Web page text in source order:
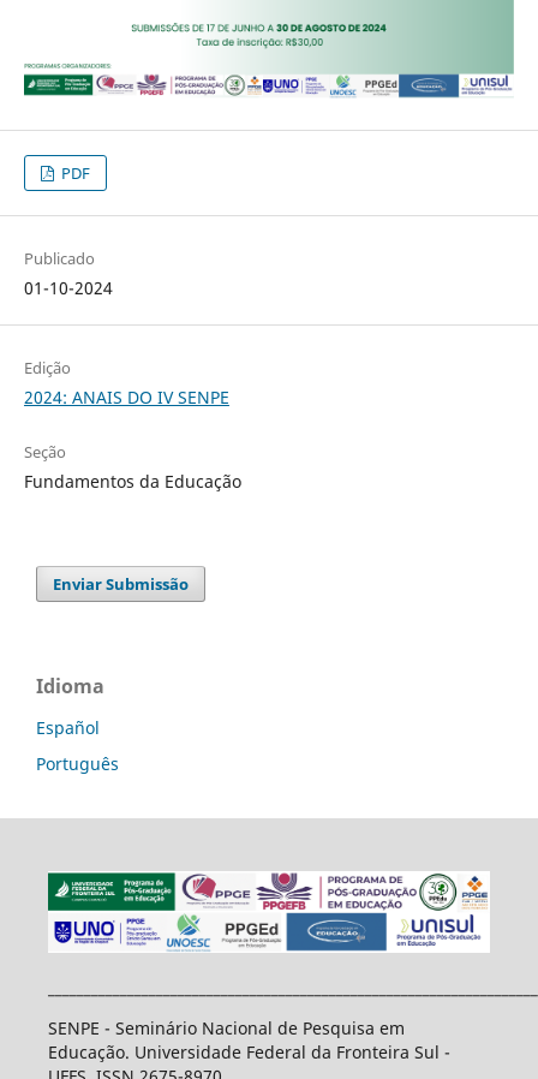
PDF
Publicado
01-10-2024
Edição
2024: ANAIS DO IV SENPE
Seção
Fundamentos da Educação
Enviar Submissão
Idioma
Español
Português
SENPE - Seminário Nacional de Pesquisa em
Educação. Universidade Federal da Fronteira Sul -